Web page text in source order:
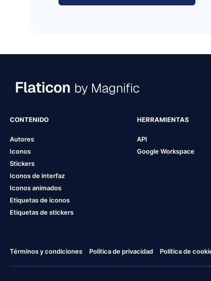
CONTENIDO
Autores
Iconos
Stickers
Iconos de interfaz
Iconos animados
Etiquetas de iconos
Etiquetas de stickers
HERRAMIENTAS
API
Google Workspace
Términos y condiciones Política de privacidad Política de